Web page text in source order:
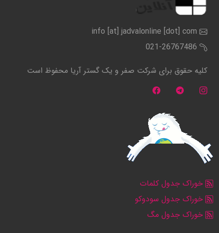
info [at] jadvalonline [dot] com
021-26767486
کلیه حقوق برای شرکت صفر و یک گستر آریا محفوظ است
خوراک جدول کلمات
خوراک جدول سودوکو
خوراک جدول مگ